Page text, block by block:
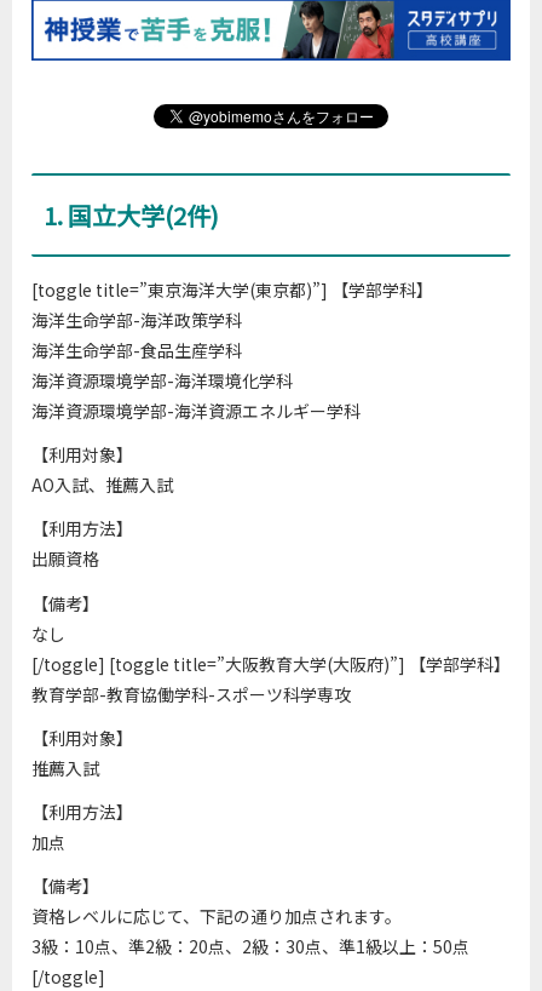
1. 国立大学(2件)
[toggle title=”東京海洋大学(東京都)”] 【学部学科】
海洋生命学部-海洋政策学科
海洋生命学部-食品生産学科
海洋資源環境学部-海洋環境化学科
海洋資源環境学部-海洋資源エネルギー学科
【利用対象】
AO入試、推薦入試
【利用方法】
出願資格
【備考】
なし
[/toggle] [toggle title=”大阪教育大学(大阪府)”] 【学部学科】
教育学部-教育協働学科-スポーツ科学専攻
【利用対象】
推薦入試
【利用方法】
加点
【備考】
資格レベルに応じて、下記の通り加点されます。
3級：10点、準2級：20点、2級：30点、準1級以上：50点
[/toggle]